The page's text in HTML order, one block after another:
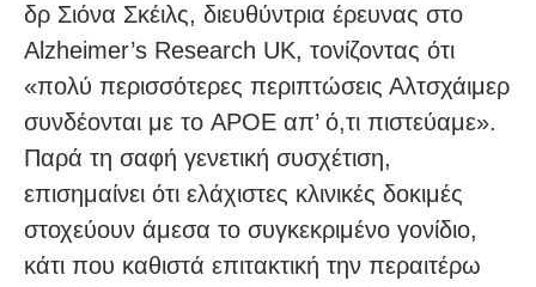
δρ Σιόνα Σκέιλς, διευθύντρια έρευνας στο
Alzheimer’s Research UK, τονίζοντας ότι
«πολύ περισσότερες περιπτώσεις Αλτσχάιμερ
συνδέονται με το APOE απ’ ό,τι πιστεύαμε».
Παρά τη σαφή γενετική συσχέτιση,
επισημαίνει ότι ελάχιστες κλινικές δοκιμές
στοχεύουν άμεσα το συγκεκριμένο γονίδιο,
κάτι που καθιστά επιτακτική την περαιτέρω